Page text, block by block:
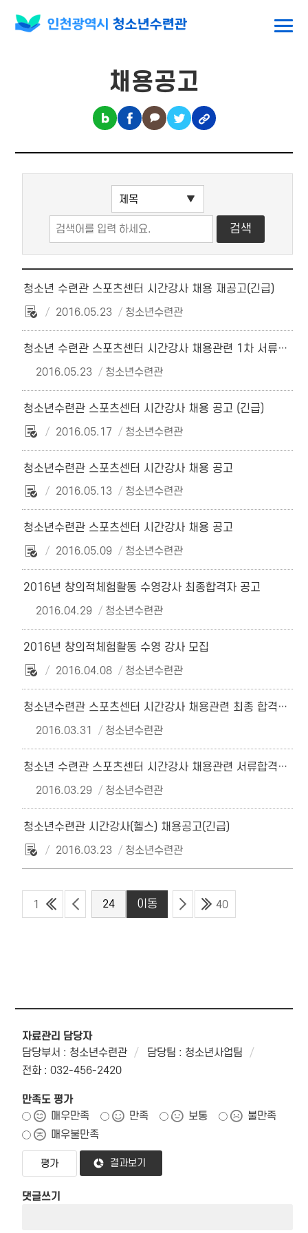
채용공고
청소년 수련관 스포츠센터 시간강사 채용 재공고(긴급)
2016.05.23
청소년수련관
청소년 수련관 스포츠센터 시간강사 채용관련 1차 서류합격자공고 및 면접안내(공고 제2016-21호 관련)
2016.05.23
청소년수련관
청소년수련관 스포츠센터 시간강사 채용 공고 (긴급)
2016.05.17
청소년수련관
청소년수련관 스포츠센터 시간강사 채용 공고
2016.05.13
청소년수련관
청소년수련관 스포츠센터 시간강사 채용 공고
2016.05.09
청소년수련관
2016년 창의적체험활동 수영강사 최종합격자 공고
2016.04.29
청소년수련관
2016년 창의적체험활동 수영 강사 모집
2016.04.08
청소년수련관
청소년수련관 스포츠센터 시간강사 채용관련 최종 합격자 공고
2016.03.31
청소년수련관
청소년 수련관 스포츠센터 시간강사 채용관련 서류합격자공고 및 면접안내
2016.03.29
청소년수련관
청소년수련관 시간강사(헬스) 채용공고(긴급)
2016.03.23
청소년수련관
1 40
자료관리 담당자
담당부서 : 청소년수련관
담당팀 : 청소년사업팀
전화 : 032-456-2420
만족도 평가
매우만족
만족 보통
불만족
매우불만족
결과보기
댓글쓰기